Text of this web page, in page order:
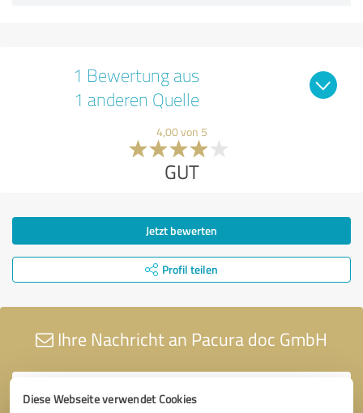
Diese Webseite verwendet Cookies
1 Bewertung aus
1 anderen Quelle
4,00 von 5
GUT
Jetzt bewerten
Profil teilen
Ihre Nachricht an Pacura doc GmbH